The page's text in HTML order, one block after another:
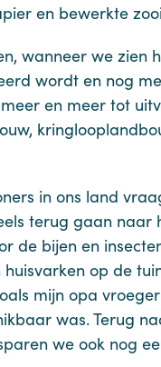
en bewerkte
wanneer we zien
wordt en nog
en meer tot
in ons land
terug gaan naar
de bijen en
op de
mijn opa
was. Terug
we ook nog